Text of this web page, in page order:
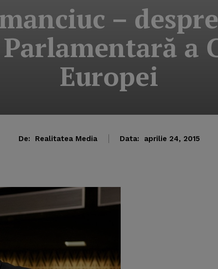
–
a
Europei
De: Realitatea Media Data: aprilie 24, 2015